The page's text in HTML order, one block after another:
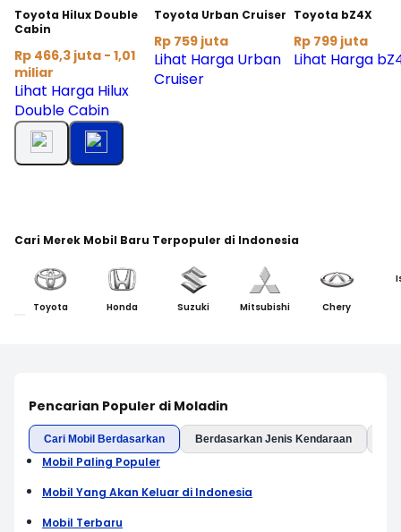
Toyota Hilux Double
Cabin
Rp 466,3 juta - 1,01
miliar
Lihat Harga Hilux
Double Cabin
Toyota Urban Cruiser
Rp 759 juta
Lihat Harga Urban
Cruiser
Toyota bZ4X
Rp 799 juta
Lihat Harga
Cari Merek Mobil Baru Terpopuler di Indonesia
Toyota Honda Suzuki Mitsubishi Chery
Pencarian Populer di Moladin
Cari Mobil Berdasarkan Berdasarkan Jenis Kendaraan
Mobil Paling Populer
Mobil Yang Akan Keluar di Indonesia
Mobil Terbaru